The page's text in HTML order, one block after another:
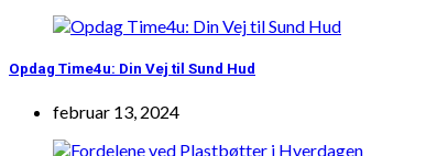
Opdag Time4u: Din Vej til Sund Hud
februar 13, 2024